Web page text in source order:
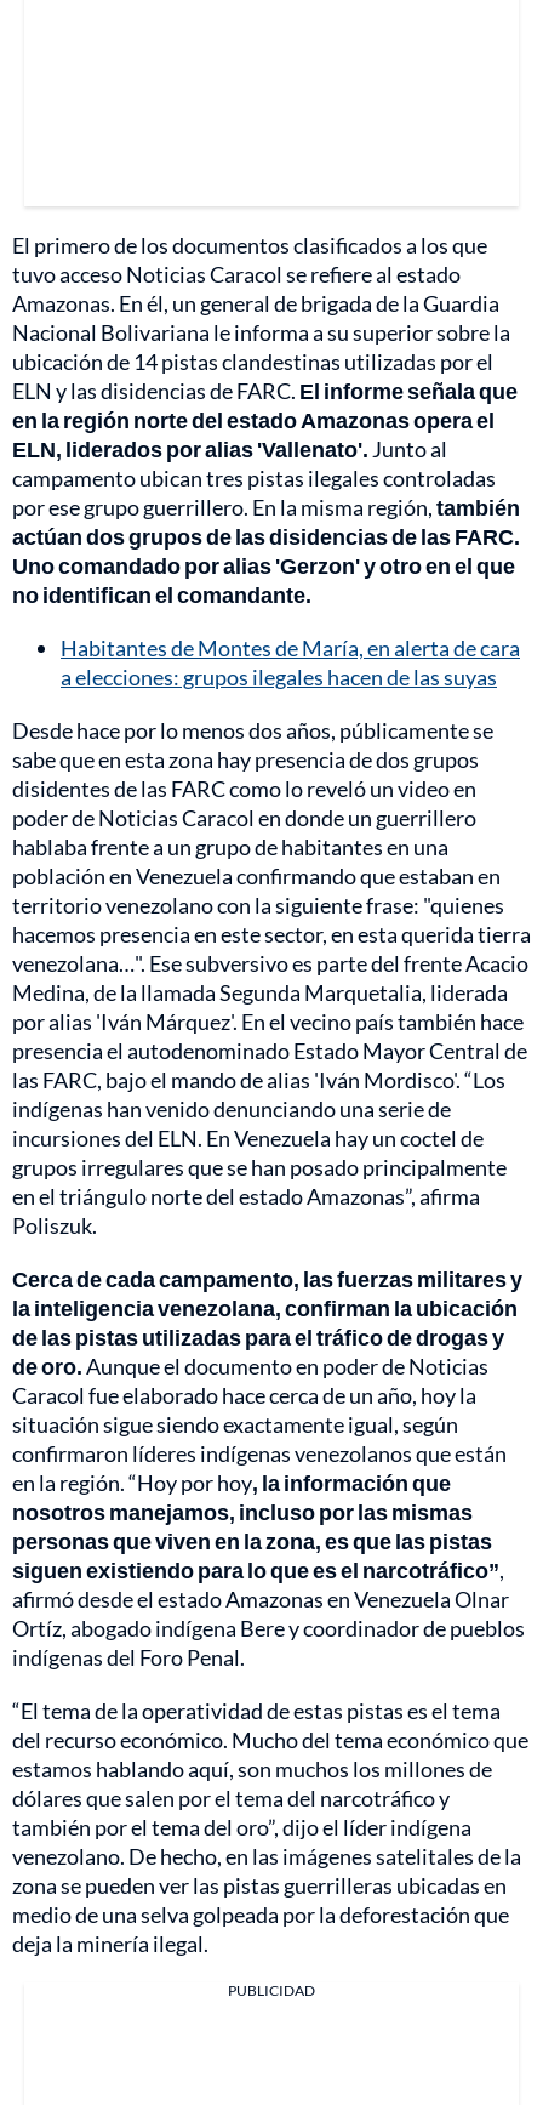
El primero de los documentos clasificados a los que
tuvo acceso Noticias Caracol se refiere al estado
Amazonas. En él, un general de brigada de la Guardia
Nacional Bolivariana le informa a su superior sobre la
ubicación de 14 pistas clandestinas utilizadas por el
ELN y las disidencias de FARC. El informe señala que
en la región norte del estado Amazonas opera el
ELN, liderados por alias 'Vallenato'. Junto al
campamento ubican tres pistas ilegales controladas
por ese grupo guerrillero. En la misma región,también
actúan dos grupos de las disidencias de las FARC.
Uno comandado por alias 'Gerzon' y otro en el que
no identifican el comandante.
Habitantes de Montes de María, en alerta de cara
a elecciones: grupos ilegales hacen de las suyas
Desde hace por lo menos dos años, públicamente se
sabe que en esta zona hay presencia de dos grupos
disidentes de las FARC como lo reveló un video en
poder de Noticias Caracol en donde un guerrillero
hablaba frente a un grupo de habitantes en una
población en Venezuela confirmando que estaban en
territorio venezolano con la siguiente frase: "quienes
hacemos presencia en este sector, en esta querida tierra
venezolana…". Ese subversivo es parte del frente Acacio
Medina, de la llamada Segunda Marquetalia, liderada
por alias 'Iván Márquez'. En el vecino país también hace
presencia el autodenominado Estado Mayor Central de
las FARC, bajo el mando de alias 'Iván Mordisco'. “Los
indígenas han venido denunciando una serie de
incursiones del ELN. En Venezuela hay un coctel de
grupos irregulares que se han posado principalmente
en el triángulo norte del estado Amazonas”, afirma
Poliszuk.
Cerca de cada campamento, las fuerzas militares y
la inteligencia venezolana, confirman la ubicación
de las pistas utilizadas para el tráfico de drogas y
de oro.Aunque el documento en poder de Noticias
Caracol fue elaborado hace cerca de un año, hoy la
situación sigue siendo exactamente igual, según
confirmaron líderes indígenas venezolanos que están
en la región. “Hoy por hoy, la información que
nosotros manejamos, incluso por las mismas
personas que viven en la zona, es que las pistas
siguen existiendo para lo que es el narcotráfico”,
afirmó desde el estado Amazonas en Venezuela Olnar
Ortíz, abogado indígena Bere y coordinador de pueblos
indígenas del Foro Penal.
“El tema de la operatividad de estas pistas es el tema
del recurso económico. Mucho del tema económico que
estamos hablando aquí, son muchos los millones de
dólares que salen por el tema del narcotráfico y
también por el tema del oro”, dijo el líder indígena
venezolano. De hecho, en las imágenes satelitales de la
zona se pueden ver las pistas guerrilleras ubicadas en
medio de una selva golpeada por la deforestación que
deja la minería ilegal.
PUBLICIDAD